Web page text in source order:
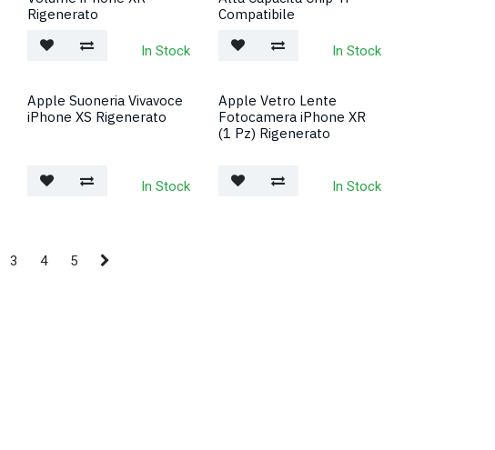
Rigenerato
In Stock
Compatibile
In Stock
Apple Suoneria Vivavoce
iPhone XS Rigenerato
In Stock
Apple Vetro Lente
Fotocamera iPhone XR
(1 Pz) Rigenerato
In Stock
3 4 5